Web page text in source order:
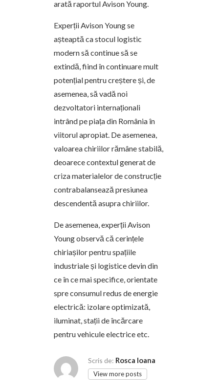
arată raportul Avison Young.
Experții Avison Young se
așteaptă ca stocul logistic
modern să continue să se
extindă, fiind în continuare mult
potențial pentru creștere și, de
asemenea, să vadă noi
dezvoltatori internaționali
intrând pe piața din România în
viitorul apropiat. De asemenea,
valoarea chiriilor rămâne stabilă,
deoarece contextul generat de
criza materialelor de construcție
contrabalansează presiunea
descendentă asupra chiriilor.
De asemenea, experții Avison
Young observă că cerințele
chiriașilor pentru spațiile
industriale și logistice devin din
ce în ce mai specifice, orientate
spre consumul redus de energie
electrică: izolare optimizată,
iluminat, stații de încărcare
pentru vehicule electrice etc.
Scris de: Rosca Ioana
View more posts